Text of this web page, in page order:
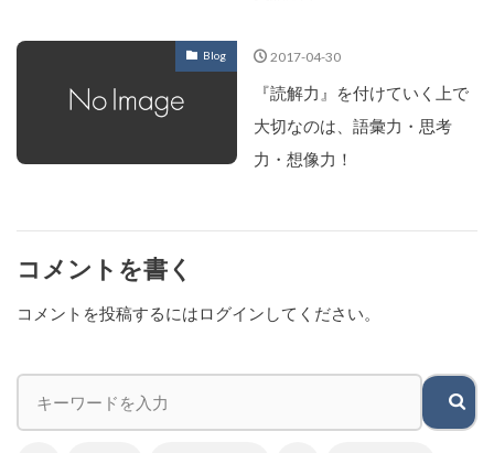
Blog 2017-04-30
『読解力』を付けていく上で
大切なのは、語彙力・思考
力・想像力！
コメントを書く
コメントを投稿するにはログイン してください。